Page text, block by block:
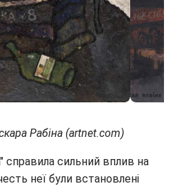
Рабіна (artnet.com)
справила сильний вплив на
неї були встановлені